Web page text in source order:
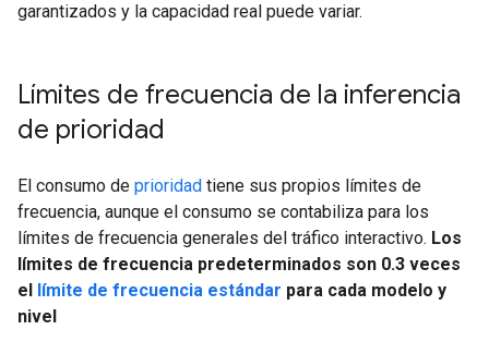
garantizados y la capacidad real puede variar.
Límites de frecuencia de la inferencia
de prioridad
El consumo de prioridad tiene sus propios límites de
frecuencia, aunque el consumo se contabiliza para los
límites de frecuencia generales del tráfico interactivo. Los
límites de frecuencia predeterminados son 0.3 veces
el límite de frecuencia estándar para cada modelo y
nivel